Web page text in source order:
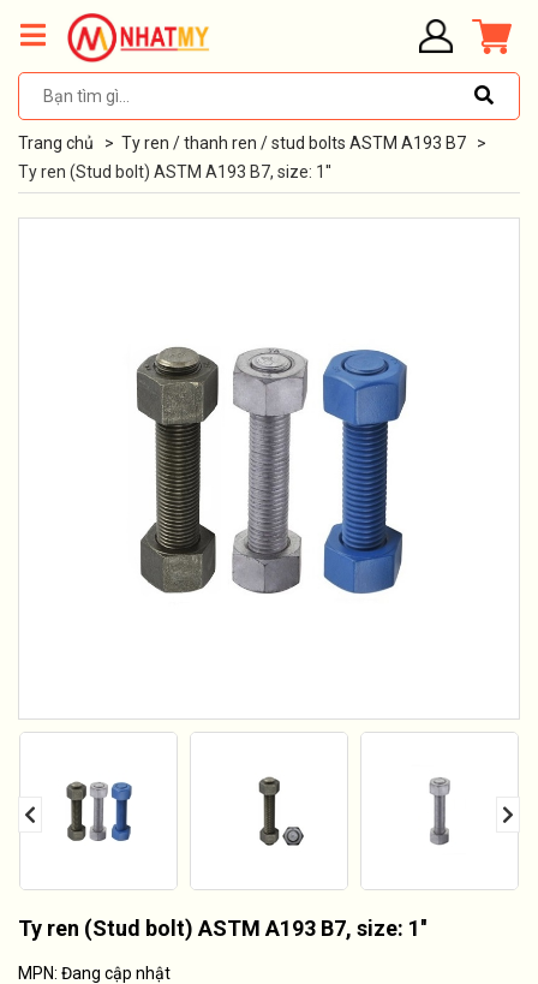
Trang chủ > Ty ren / thanh ren / stud bolts ASTM A193 B7
>
Ty ren (Stud bolt) ASTM A193 B7, size: 1''
Ty ren (Stud bolt) ASTM A193 B7, size: 1''
MPN: Đang cập nhật